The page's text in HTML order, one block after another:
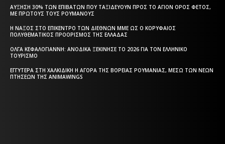
ΑΎΞΗΣΗ 30% ΤΩΝ ΕΠΙΒΑΤΏΝ ΠΟΥ ΤΑΞΙΔΕΎΟΥΝ ΠΡΟΣ ΤΟ ΆΓΙΟΝ ΌΡΟΣ ΦΈΤΟΣ,
ΜΕ ΠΡΏΤΟΥΣ ΤΟΥΣ ΡΟΥΜΆΝΟΥΣ
Η ΝΆΞΟΣ ΣΤΟ ΕΠΊΚΕΝΤΡΟ ΤΩΝ ΔΙΕΘΝΏΝ ΜΜΕ ΩΣ Ο ΚΟΡΥΦΑΊΟΣ
ΠΟΛΥΘΕΜΑΤΙΚΌΣ ΠΡΟΟΡΙΣΜΌΣ ΤΗΣ ΕΛΛΆΔΑΣ
ΌΛΓΑ ΚΕΦΑΛΟΓΙΆΝΝΗ: ΑΝΟΔΙΚΆ ΞΕΚΊΝΗΣΕ ΤΟ 2026 ΓΙΑ ΤΟΝ ΕΛΛΗΝΙΚΌ
ΤΟΥΡΙΣΜΌ
ΕΓΓΎΤΕΡΑ ΣΤΗ ΧΑΛΚΙΔΙΚΉ Η ΑΓΟΡΆ ΤΗΣ ΒΌΡΕΙΑΣ ΡΟΥΜΑΝΊΑΣ, ΜΈΣΩ ΤΩΝ ΝΈΩΝ
ΠΤΉΣΕΩΝ ΤΗΣ ANIMAWINGS